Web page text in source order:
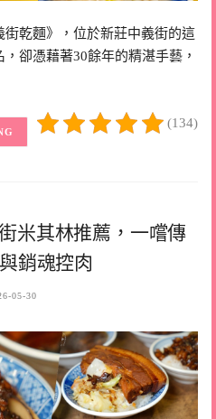
乾麵》，位於新莊中義街的這
卻憑藉著30餘年的精湛手藝，
(134)
米其林推薦，一嚐傳
銷魂控肉
05-30